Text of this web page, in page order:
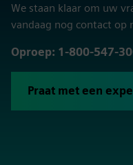
We staan klaar om uw
vandaag nog contact op
Oproep: 1-800-547-
Praat met een